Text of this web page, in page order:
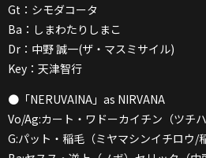
Gt：シモダコータ
Ba：しまわたりしまこ
Dr：中野 誠一(ザ・マスミサイル)
Key：天津智行
●「NERUVAINA」as NIRVANA
Vo/Ag:カート・ワドーカイチン（ツチハ
G:パット・稲毛（ミヤマシンイチロウ/